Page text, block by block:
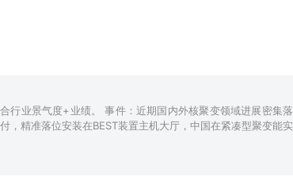
行业景气度+业绩。 事件：近期国内外核聚变领域进展密集落
，精准落位安装在BEST装置主机大厅，中国在紧凑型聚变能实